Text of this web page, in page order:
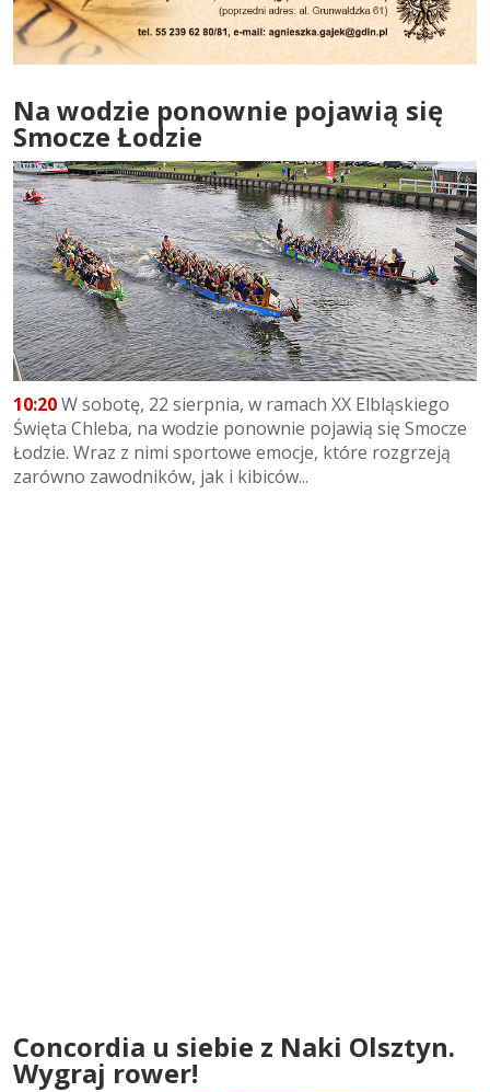
Na wodzie ponownie pojawią się
Smocze Łodzie
10:20W sobotę, 22 sierpnia, w ramach XX Elbląskiego
Święta Chleba, na wodzie ponownie pojawią się Smocze
Łodzie. Wraz z nimi sportowe emocje, które rozgrzeją
zarówno zawodników, jak i kibiców...
Concordia u siebie z Naki Olsztyn.
Wygraj rower!